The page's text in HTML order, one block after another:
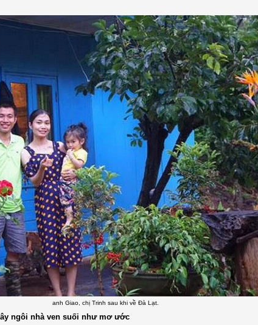
anh Giao, chị Trinh sau khi về Đà Lạt.
ngôi nhà ven suối như mơ ước